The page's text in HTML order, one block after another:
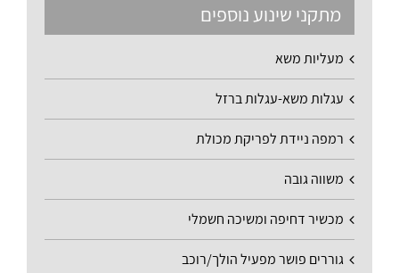
מתקני שינוע נוספים
מעליות משא
עגלות משא-עגלות ברזל
רמפה ניידת לפריקת מכולת
משווה גובה
מכשיר דחיפה ומשיכה חשמלי
גוררים פושר מפעיל הולך/רוכב